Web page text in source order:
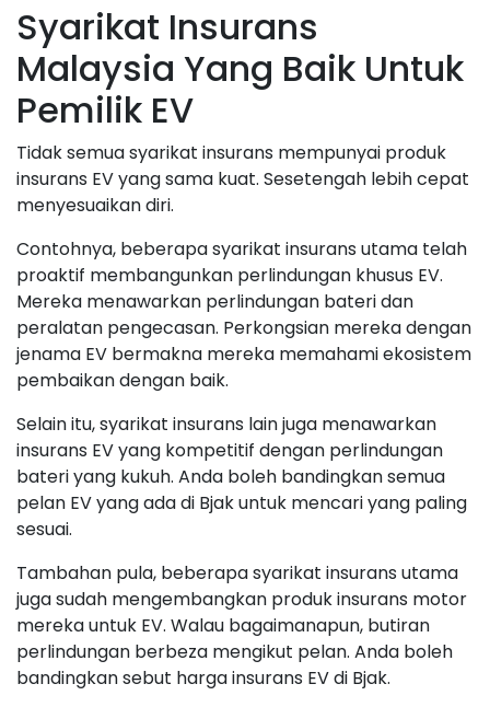
Syarikat Insurans
Malaysia Yang Baik Untuk
Pemilik EV
Tidak semua syarikat insurans mempunyai produk
insurans EV yang sama kuat. Sesetengah lebih cepat
menyesuaikan diri.
Contohnya, beberapa syarikat insurans utama telah
proaktif membangunkan perlindungan khusus EV.
Mereka menawarkan perlindungan bateri dan
peralatan pengecasan. Perkongsian mereka dengan
jenama EV bermakna mereka memahami ekosistem
pembaikan dengan baik.
Selain itu, syarikat insurans lain juga menawarkan
insurans EV yang kompetitif dengan perlindungan
bateri yang kukuh. Anda boleh bandingkan semua
pelan EV yang ada di Bjak untuk mencari yang paling
sesuai.
Tambahan pula, beberapa syarikat insurans utama
juga sudah mengembangkan produk insurans motor
mereka untuk EV. Walau bagaimanapun, butiran
perlindungan berbeza mengikut pelan. Anda boleh
bandingkan sebut harga insurans EV di Bjak.